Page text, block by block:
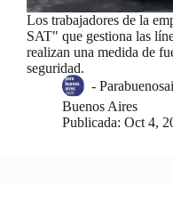
Los trabajadores de la
SAT" que gestiona las
realizan una medida de
seguridad.
-
Buenos Aires
Publicada: Oct 4,